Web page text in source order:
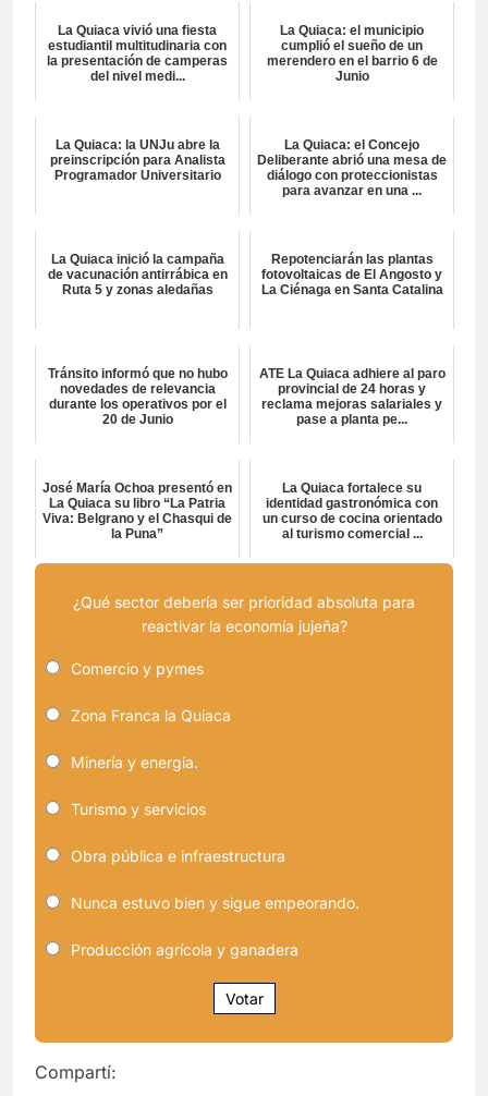
La Quiaca vivió una fiesta
estudiantil multitudinaria con
la presentación de camperas
del nivel medi...
La Quiaca: el municipio
cumplió el sueño de un
merendero en el barrio 6 de
Junio
La Quiaca: la UNJu abre la
preinscripción para Analista
Programador Universitario
La Quiaca: el Concejo
Deliberante abrió una mesa de
diálogo con proteccionistas
para avanzar en una ...
La Quiaca inició la campaña
de vacunación antirrábica en
Ruta 5 y zonas aledañas
Repotenciarán las plantas
fotovoltaicas de El Angosto y
La Ciénaga en Santa Catalina
Tránsito informó que no hubo
novedades de relevancia
durante los operativos por el
20 de Junio
ATE La Quiaca adhiere al paro
provincial de 24 horas y
reclama mejoras salariales y
pase a planta pe...
José María Ochoa presentó en
La Quiaca su libro “La Patria
Viva: Belgrano y el Chasqui de
la Puna”
La Quiaca fortalece su
identidad gastronómica con
un curso de cocina orientado
al turismo comercial ...
¿Qué sector debería ser prioridad absoluta para
reactivar la economía jujeña?
Comercio y pymes
Zona Franca la Quiaca
Minería y energía.
Turismo y servicios
Obra pública e infraestructura
Nunca estuvo bien y sigue empeorando.
Producción agrícola y ganadera
Votar
Compartí: